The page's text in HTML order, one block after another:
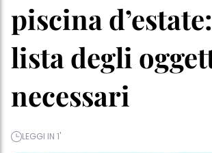
piscina
lista degli
necessari
LEGGI IN 1'